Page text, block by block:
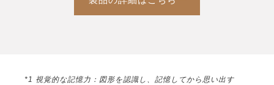
*1 視覚的な記憶力：図形を認識し、記憶してから思い出す